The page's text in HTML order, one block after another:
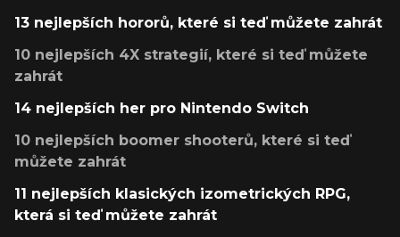
13 nejlepších hororů, které si teď můžete zahrát
10 nejlepších 4X strategií, které si teď můžete
zahrát
14 nejlepších her pro Nintendo Switch
10 nejlepších boomer shooterů, které si teď
můžete zahrát
11 nejlepších klasických izometrických RPG,
která si teď můžete zahrát